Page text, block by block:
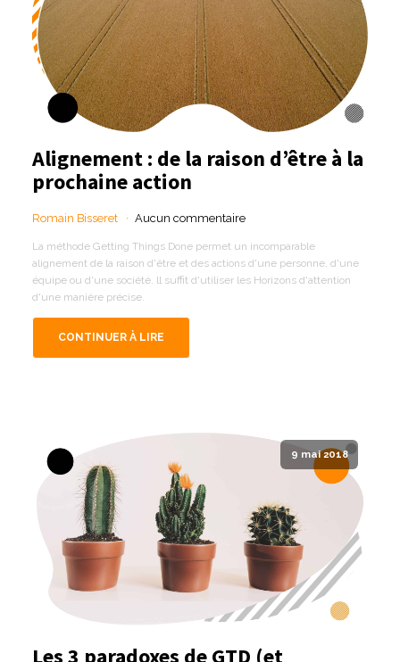
Alignement : de la raison d’être à la
prochaine action
Romain Bisseret Aucun commentaire
La méthode Getting Things Done permet un incomparable
alignement de la raison d'être et des actions d'une personne, d'une
équipe ou d'une société. ll suffit d'utiliser les Horizons d'attention
d'une manière précise.
CONTINUER À LIRE
9 mai 2018
Les 3 paradoxes de GTD (et